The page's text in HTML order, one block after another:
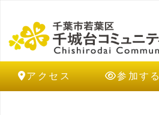
アクセス 参加する